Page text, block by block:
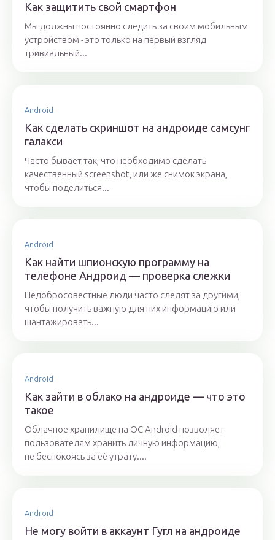
Как защитить свой смартфон
Мы должны постоянно следить за своим мобильным
устройством - это только на первый взгляд
тривиальный...
Android
Как сделать скриншот на андроиде самсунг
галакси
Часто бывает так, что необходимо сделать
качественный screenshot, или же снимок экрана,
чтобы поделиться...
Android
Как найти шпионскую программу на
телефоне Андроид — проверка слежки
Недобросовестные люди часто следят за другими,
чтобы получить важную для них информацию или
шантажировать...
Android
Как зайти в облако на андроиде — что это
такое
Облачное хранилище на OC Android позволяет
пользователям хранить личную информацию,
не беспокоясь за её утрату....
Android
Не могу войти в аккаунт Гугл на андроиде